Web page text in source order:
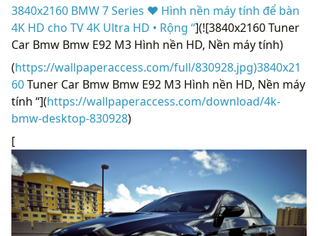
3840x2160 BMW 7 Series ❤ Hình nền máy tính để bàn
4K HD cho TV 4K Ultra HD • Rộng “](![3840x2160 Tuner
Car Bmw Bmw E92 M3 Hình nền HD, Nền máy tính)
(https://wallpaperaccess.com/full/830928.jpg)3840x21
60Tuner Car Bmw Bmw E92 M3 Hình nền HD, Nền máy
tính “](https://wallpaperaccess.com/download/4k-
bmw-desktop-830928)
[